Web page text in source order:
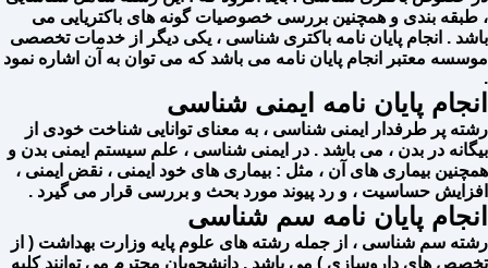
، طبقه بندی و همچنین بررسی خصوصیات گونه های باکتریایی می
باشد . انجام پایان نامه باکتری شناسی ، یکی دیگر از خدمات تخصصی
موسسه معتبر انجام پایان نامه می باشد که می توان به آن اشاره نمود
.
انجام پایان نامه ایمنی شناسی
رشته پر طرفدار ایمنی شناسی ، به معنای توانایی شناخت خودی از
بیگانه در بدن ، می باشد . در ایمنی شناسی ، علم سیستم ایمنی بدن و
همچنین بیماری های آن ، مثل : بیماری های خود ایمنی ، نقض ایمنی ،
افزایش حساسیت ، و رد پیوند مورد بحث و بررسی قرار می گیرد .
انجام پایان نامه سم شناسی
رشته سم شناسی ، از جمله رشته های علوم پایه وزارت بهداشت ( از
تخصص های داروسازی ) می باشد . دانشجویان محترم می توانند کلیه